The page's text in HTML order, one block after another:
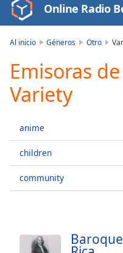
Video
Player
Play
Video
Play
Skip
Mute
Current
Time0:00
0.00%
Stream
Online Radio
Al inicio Géneros Otro
Emisoras
Variety
anime
children
community